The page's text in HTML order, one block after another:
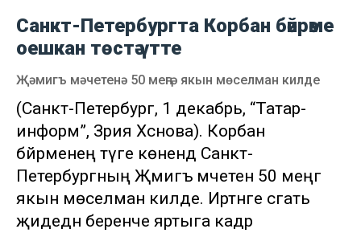
Санкт-Петербургта Корбан бәйрәме
оешкан төстә үтте
Җәмигъ мәчетенә 50 меңгә якын мөселман килде
(Санкт-Петербург, 1 декабрь, “Татар-
информ”, Зәрия Хәсәнова). Корбан
бәйрәменең тәүге көнендә Санкт-
Петербургның Җәмигъ мәчетенә 50 меңгә
якын мөселман килде. Иртәнге сәгать
җидедән беренче яртыга кадәр